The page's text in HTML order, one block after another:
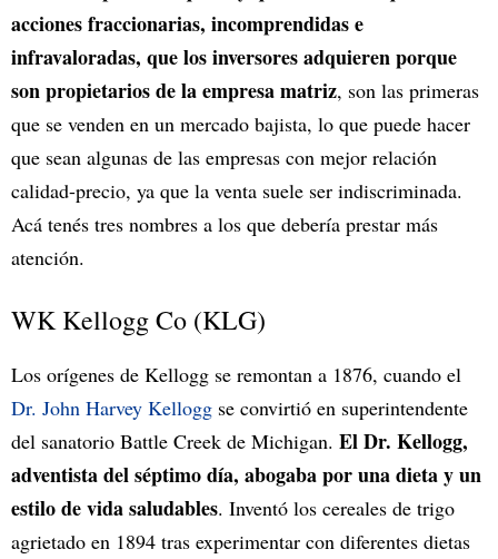
acciones fraccionarias, incomprendidas e
infravaloradas, que los inversores adquieren porque
son propietarios de la empresa matriz, son las primeras
que se venden en un mercado bajista, lo que puede hacer
que sean algunas de las empresas con mejor relación
calidad-precio, ya que la venta suele ser indiscriminada.
Acá tenés tres nombres a los que debería prestar más
atención.
WK Kellogg Co (KLG)
Los orígenes de Kellogg se remontan a 1876, cuando el
Dr. John Harvey Kellogg se convirtió en superintendente
del sanatorio Battle Creek de Michigan. El Dr. Kellogg,
adventista del séptimo día, abogaba por una dieta y un
estilo de vida saludables. Inventó los cereales de trigo
agrietado en 1894 tras experimentar con diferentes dietas